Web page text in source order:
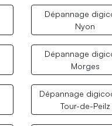
Dépannage
Nyon
Dépannage
Morges
Dépannage
Tour-de-Peilz